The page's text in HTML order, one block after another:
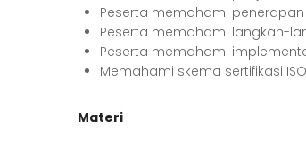
Peserta memahami penerapan
Peserta memahami langkah-
Peserta memahami
Memahami skema sertifikasi ISO
Materi